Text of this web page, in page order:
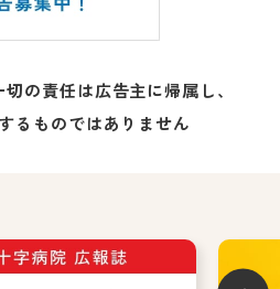
の責任は広告主に帰属し、
るものではありません